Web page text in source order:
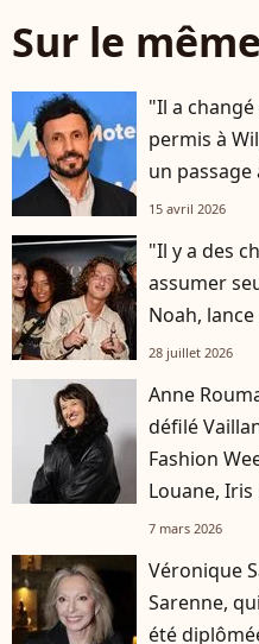
Sur le
"Il a
permis à
un passage
15 avril 2026
"Il y a des
assumer
Noah,
28 juillet 2026
Anne
défilé
Fashion
Louane,
7 mars 2026
Véronique
Sarenne,
été